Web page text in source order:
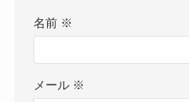
名前 ※
メール ※